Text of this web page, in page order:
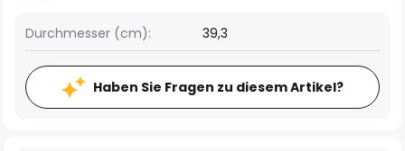
Durchmesser (cm): 39,3
Haben Sie Fragen zu diesem Artikel?